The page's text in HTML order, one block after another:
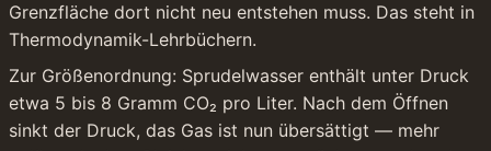
Grenzfläche dort nicht neu entstehen muss. Das steht in
Thermodynamik-Lehrbüchern.
Zur Größenordnung: Sprudelwasser enthält unter Druck
etwa 5 bis 8 Gramm CO₂ pro Liter. Nach dem Öffnen
sinkt der Druck, das Gas ist nun übersättigt — mehr